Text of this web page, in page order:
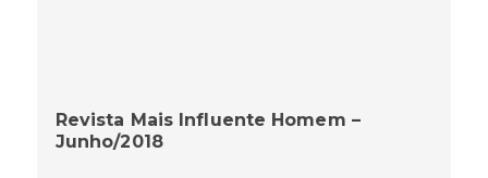
Revista Mais Influente Homem –
Junho/2018